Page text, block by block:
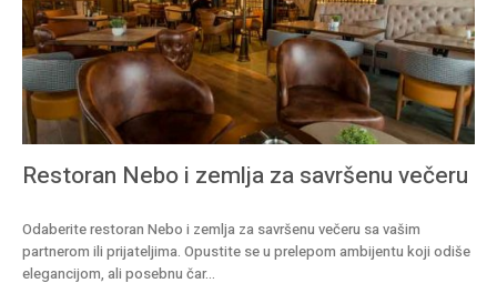
Restoran Nebo i zemlja za savršenu večeru
Odaberite restoran Nebo i zemlja za savršenu večeru sa vašim
partnerom ili prijateljima. Opustite se u prelepom ambijentu koji odiše
elegancijom, ali posebnu čar...